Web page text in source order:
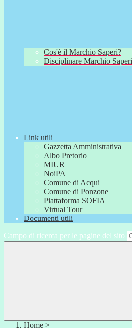
Cos'è il Marchio Saperi?
Disciplinare Marchio Saperi
Link utili
Gazzetta Amministrativa
Albo Pretorio
MIUR
NoiPA
Comune di Acqui
Comune di Ponzone
Piattaforma SOFIA
Virtual Tour
Documenti utili
Campo di ricerca per le pagine del sito
Home >